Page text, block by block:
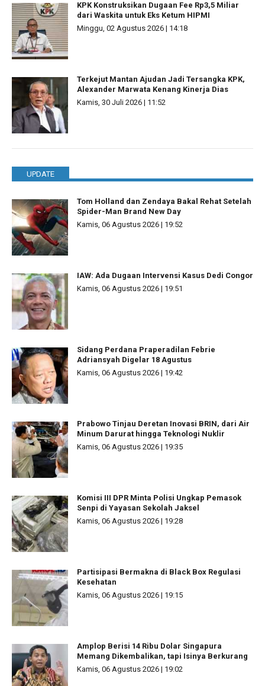
KPK Konstruksikan Dugaan Fee Rp3,5 Miliar
dari Waskita untuk Eks Ketum HIPMI
Minggu, 02 Agustus 2026 | 14:18
Terkejut Mantan Ajudan Jadi Tersangka KPK,
Alexander Marwata Kenang Kinerja Dias
Kamis, 30 Juli 2026 | 11:52
UPDATE
Tom Holland dan Zendaya Bakal Rehat Setelah
Spider-Man Brand New Day
Kamis, 06 Agustus 2026 | 19:52
IAW: Ada Dugaan Intervensi Kasus Dedi Congor
Kamis, 06 Agustus 2026 | 19:51
Sidang Perdana Praperadilan Febrie
Adriansyah Digelar 18 Agustus
Kamis, 06 Agustus 2026 | 19:42
Prabowo Tinjau Deretan Inovasi BRIN, dari Air
Minum Darurat hingga Teknologi Nuklir
Kamis, 06 Agustus 2026 | 19:35
Komisi III DPR Minta Polisi Ungkap Pemasok
Senpi di Yayasan Sekolah Jaksel
Kamis, 06 Agustus 2026 | 19:28
Partisipasi Bermakna di Black Box Regulasi
Kesehatan
Kamis, 06 Agustus 2026 | 19:15
Amplop Berisi 14 Ribu Dolar Singapura
Memang Dikembalikan, tapi Isinya Berkurang
Kamis, 06 Agustus 2026 | 19:02